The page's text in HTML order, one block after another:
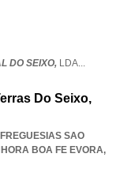
DO SEIXO, LDA...
Do Seixo,
SAO
BOA FE EVORA,